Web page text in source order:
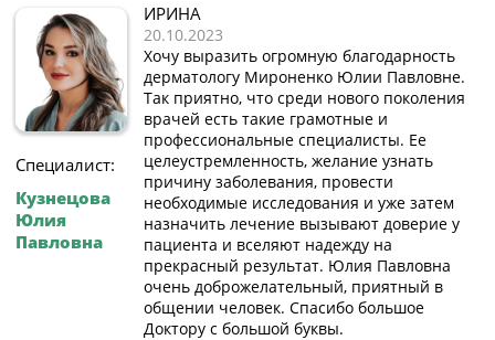
Специалист:
Кузнецова
Юлия
Павловна
ИРИНА
20.10.2023
Хочу выразить огромную благодарность
дерматологу Мироненко Юлии Павловне.
Так приятно, что среди нового поколения
врачей есть такие грамотные и
профессиональные специалисты. Ее
целеустремленность, желание узнать
причину заболевания, провести
необходимые исследования и уже затем
назначить лечение вызывают доверие у
пациента и вселяют надежду на
прекрасный результат. Юлия Павловна
очень доброжелательный, приятный в
общении человек. Спасибо большое
Доктору с большой буквы.